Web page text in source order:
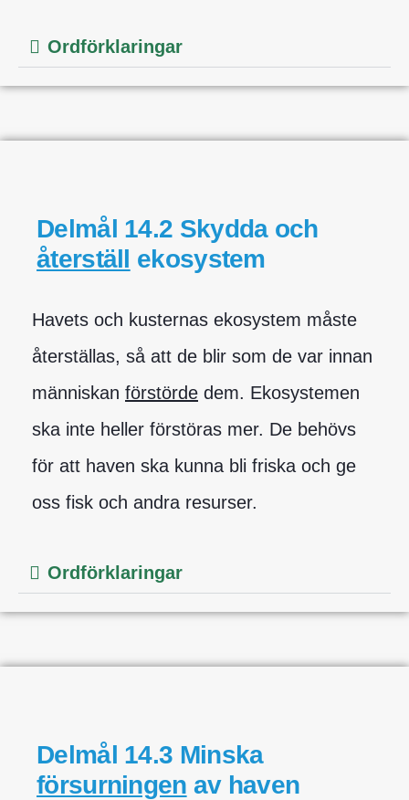
Ordförklaringar
Delmål 14.2 Skydda och
återställ ekosystem
Havets och kusternas ekosystem måste
återställas, så att de blir som de var innan
människan förstörde dem. Ekosystemen
ska inte heller förstöras mer. De behövs
för att haven ska kunna bli friska och ge
oss fisk och andra resurser.
Ordförklaringar
Delmål 14.3 Minska
försurningen av haven